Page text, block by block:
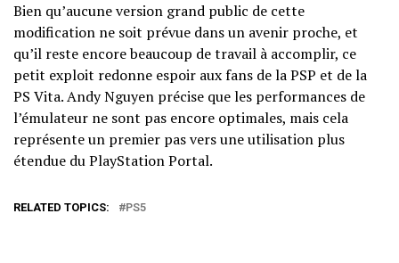
Bien qu’aucune version grand public de cette
modification ne soit prévue dans un avenir proche, et
qu’il reste encore beaucoup de travail à accomplir, ce
petit exploit redonne espoir aux fans de la PSP et de la
PS Vita. Andy Nguyen précise que les performances de
l’émulateur ne sont pas encore optimales, mais cela
représente un premier pas vers une utilisation plus
étendue du PlayStation Portal.
RELATED TOPICS: PS5